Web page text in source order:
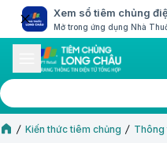
Xem sổ tiêm chủng
Mở trong ứng dụng Nhà
Kiến thức tiêm chủng Thông